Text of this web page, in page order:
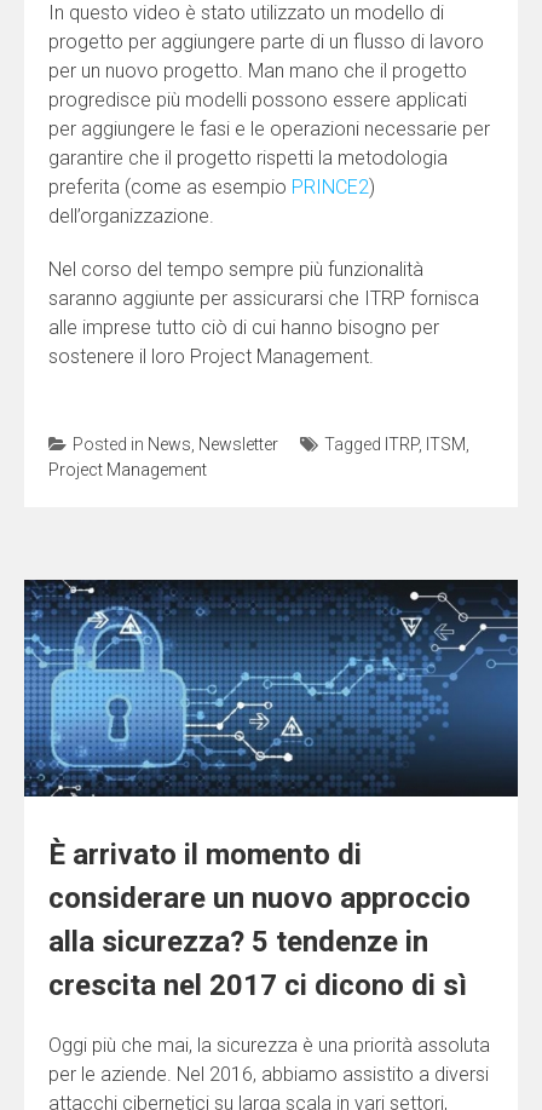
In questo video è stato utilizzato un modello di
progetto per aggiungere parte di un flusso di lavoro
per un nuovo progetto. Man mano che il progetto
progredisce più modelli possono essere applicati
per aggiungere le fasi e le operazioni necessarie per
garantire che il progetto rispetti la metodologia
preferita (come as esempio PRINCE2)
dell’organizzazione.
Nel corso del tempo sempre più funzionalità
saranno aggiunte per assicurarsi che ITRP fornisca
alle imprese tutto ciò di cui hanno bisogno per
sostenere il loro Project Management.
Posted in News Newsletter Tagged ITRP, ITSM
Project Management
È arrivato il momento di
considerare un nuovo approccio
alla sicurezza? 5 tendenze in
crescita nel 2017 ci dicono di sì
Oggi più che mai, la sicurezza è una priorità assoluta
per le aziende. Nel 2016, abbiamo assistito a diversi
attacchi cibernetici su larga scala in vari settori,